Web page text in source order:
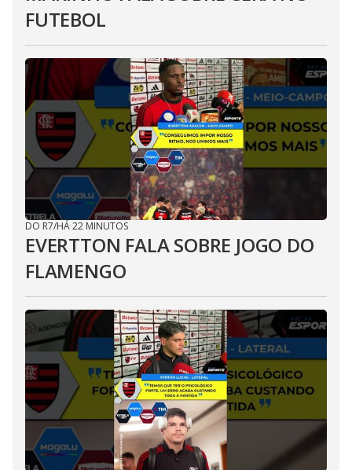
FUTEBOL
DO R7/HÁ 22 MINUTOS
EVERTTON FALA SOBRE JOGO DO
FLAMENGO